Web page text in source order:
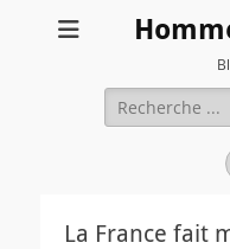
Search
for:
La France fait